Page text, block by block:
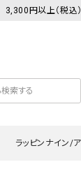
3,300円以上（税込
ラッピンナイン/